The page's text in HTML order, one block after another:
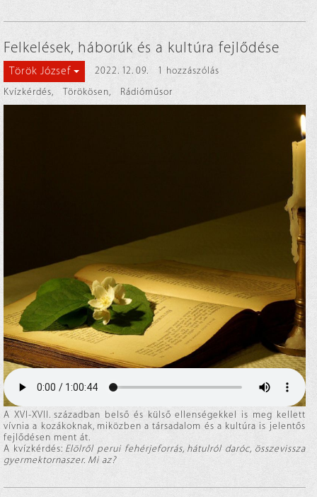
Felkelések, háborúk és a kultúra fejlődése
Török József 2022. 12. 09.
1 hozzászólás
Kvízkérdés, Törökösen, Rádióműsor
A XVI-XVII. században belső és külső ellenségekkel is meg kellett
vívnia a kozákoknak, miközben a társadalom és a kultúra is jelentős
fejlődésen ment át.
A kvízkérdés: Elölről perui fehérjeforrás, hátulról daróc, összevissza
gyermektornaszer. Mi az?